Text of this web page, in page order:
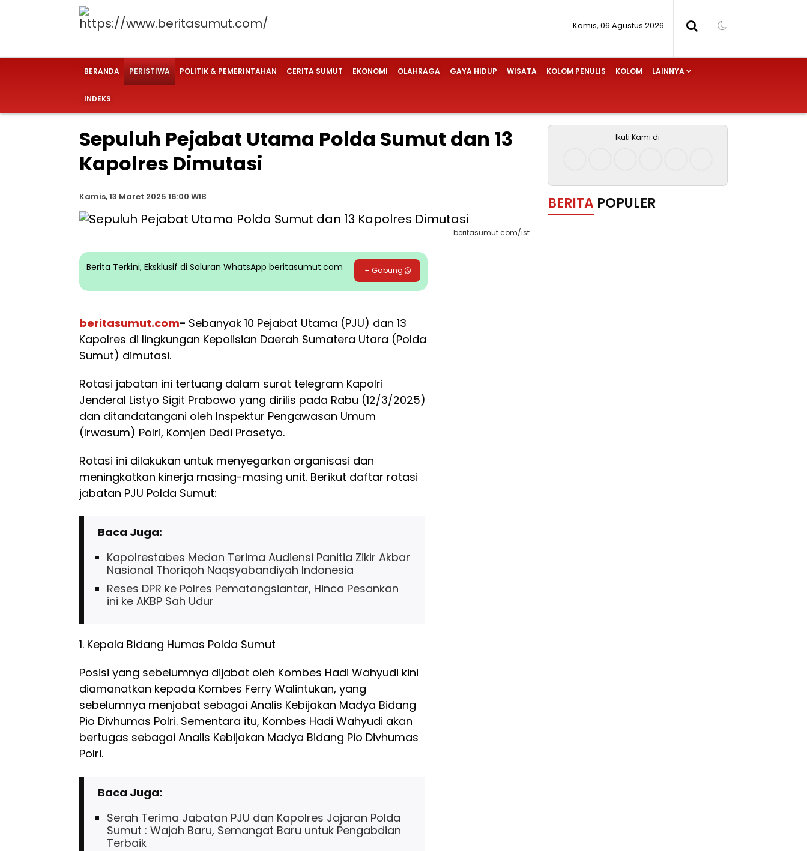
Kamis, 06 Agustus 2026
BERANDA PERISTIWA POLITIK & PEMERINTAHAN CERITA SUMUT EKONOMI OLAHRAGA GAYA HIDUP WISATA KOLOM PENULIS KOLOM LAINNYA
INDEKS
Sepuluh Pejabat Utama Polda Sumut dan 13
Kapolres Dimutasi
Kamis, 13 Maret 2025 16:00 WIB
beritasumut.com/ist
Berita Terkini, Eksklusif di Saluran WhatsApp beritasumut.com + Gabung
beritasumut.com- Sebanyak 10 Pejabat Utama (PJU) dan 13
Kapolres di lingkungan Kepolisian Daerah Sumatera Utara (Polda
Sumut) dimutasi.
Rotasi jabatan ini tertuang dalam surat telegram Kapolri
Jenderal Listyo Sigit Prabowo yang dirilis pada Rabu (12/3/2025)
dan ditandatangani oleh Inspektur Pengawasan Umum
(Irwasum) Polri, Komjen Dedi Prasetyo.
Rotasi ini dilakukan untuk menyegarkan organisasi dan
meningkatkan kinerja masing-masing unit. Berikut daftar rotasi
jabatan PJU Polda Sumut:
Baca Juga:
Kapolrestabes Medan Terima Audiensi Panitia Zikir Akbar
Nasional Thoriqoh Naqsyabandiyah Indonesia
Reses DPR ke Polres Pematangsiantar, Hinca Pesankan
ini ke AKBP Sah Udur
1. Kepala Bidang Humas Polda Sumut
Posisi yang sebelumnya dijabat oleh Kombes Hadi Wahyudi kini
diamanatkan kepada Kombes Ferry Walintukan, yang
sebelumnya menjabat sebagai Analis Kebijakan Madya Bidang
Pio Divhumas Polri. Sementara itu, Kombes Hadi Wahyudi akan
bertugas sebagai Analis Kebijakan Madya Bidang Pio Divhumas
Polri.
Baca Juga:
Serah Terima Jabatan PJU dan Kapolres Jajaran Polda
Sumut : Wajah Baru, Semangat Baru untuk Pengabdian
Terbaik
Ikuti Kami di
BERITA POPULER